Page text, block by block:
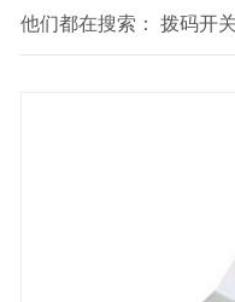
他们都在搜索： 拨码开